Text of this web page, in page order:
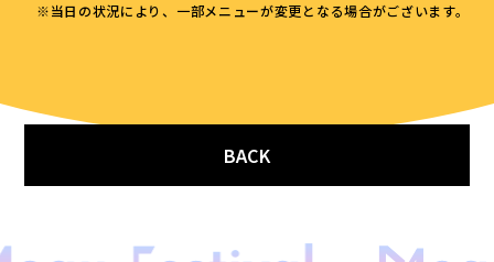
※当日の状況により、一部メニューが変更となる場合がございます。
BACK